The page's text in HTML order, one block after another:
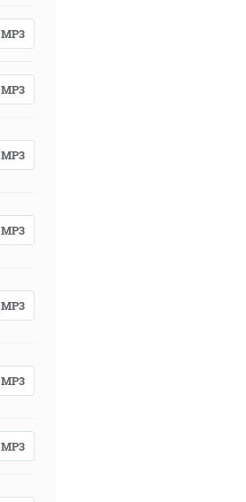
MP3
MP3
MP3
MP3
MP3
MP3
MP3